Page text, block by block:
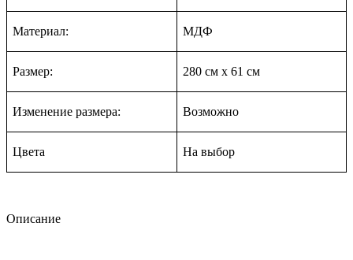
Материал: МДФ
Размер: 280 смх 61 см
Изменение размера: Возможно
Цвета На выбор
Описание